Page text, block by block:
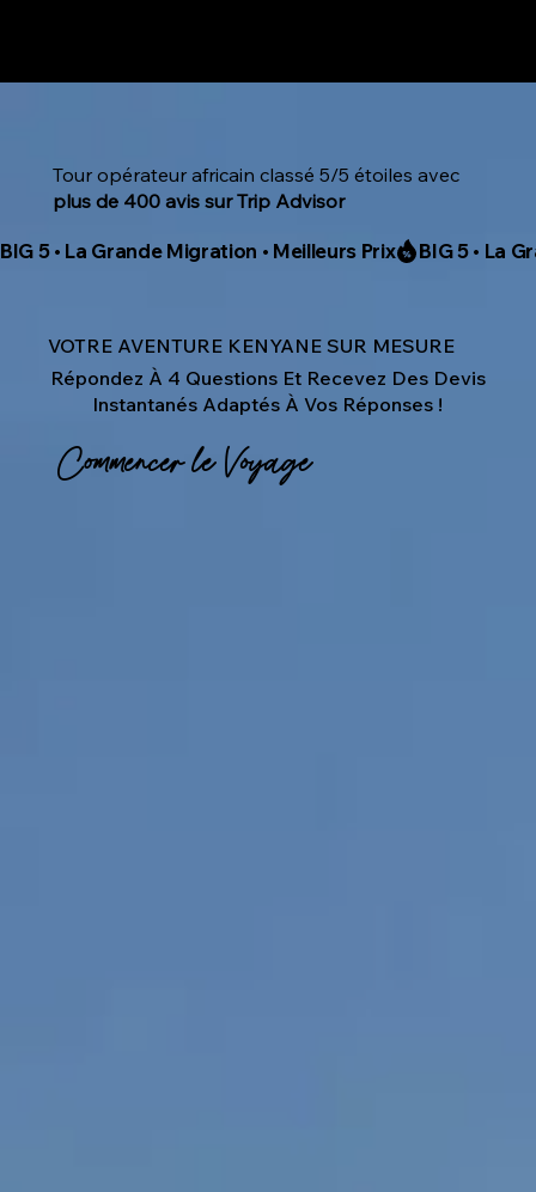
Tour opérateur africain classé 5/5 étoiles avec
plus de 400 avis sur Trip Advisor
BIG 5 • La Grande Migration • Meilleurs Prix
VOTRE AVENTURE KENYANE SUR MESURE
Répondez À 4 Questions Et Recevez Des Devis
Instantanés Adaptés À Vos Réponses !
Commencer le Voyage